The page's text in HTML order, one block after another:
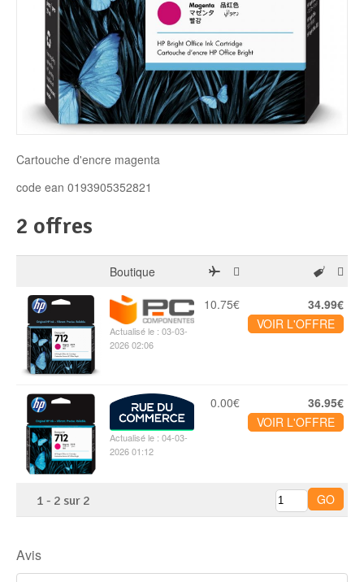
Disque SSD
Cartouche d'encre magenta
code ean 0193905352821
2 offres
Boutique
Actualisé le : 03-03-
2026 02:06
10.75€
34.99€
VOIR L'OFFRE
Actualisé le : 04-03-
2026 01:12
0.00€
36.95€
VOIR L'OFFRE
1 - 2 sur 2
Avis